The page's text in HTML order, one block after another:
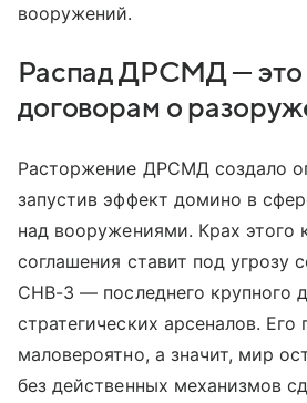
вооружений.
Распад ДРСМД — это
договорам о
Расторжение ДРСМД создало
запустив эффект домино в
над вооружениями. Крах этого
соглашения ставит под угрозу
СНВ-3 — последнего крупного
стратегических арсеналов. Его
маловероятно, а значит, мир
без действенных механизмов